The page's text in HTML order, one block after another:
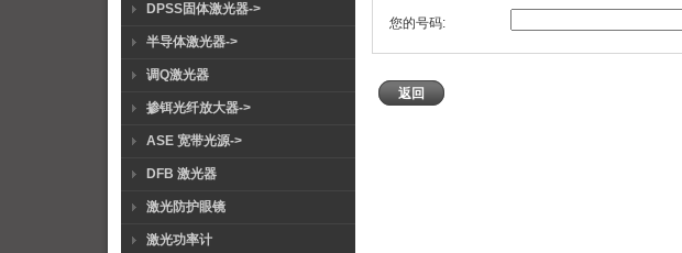
DPSS固体激光器->
半导体激光器->
调Q激光器
掺铒光纤放大器->
ASE 宽带光源->
DFB 激光器
激光防护眼镜
激光功率计
您的号码:
返回